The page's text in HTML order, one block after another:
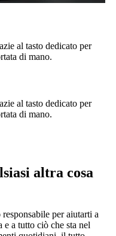
al tasto dedicato per
di mano.
al tasto dedicato per
di mano.
altra cosa
per aiutarti a
e a tutto ciò che sta nel